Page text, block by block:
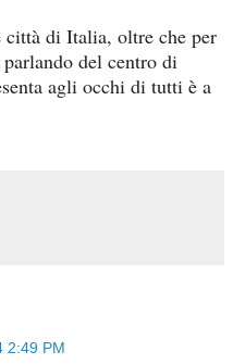
di Italia, oltre che per
del centro di
agli occhi di tutti è a
2:49 PM